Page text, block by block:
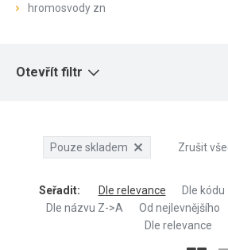
hromosvody zn
Otevřít filtr
Pouze skladem Zrušit
Seřadit: Dle relevance Dle kódu
Dle názvu Z->A
Od nejlevnějšího
Dle relevance